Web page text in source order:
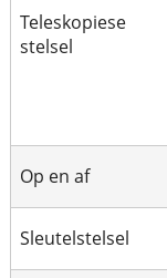
Teleskopiese
stelsel
Op en af
Sleutelstelsel